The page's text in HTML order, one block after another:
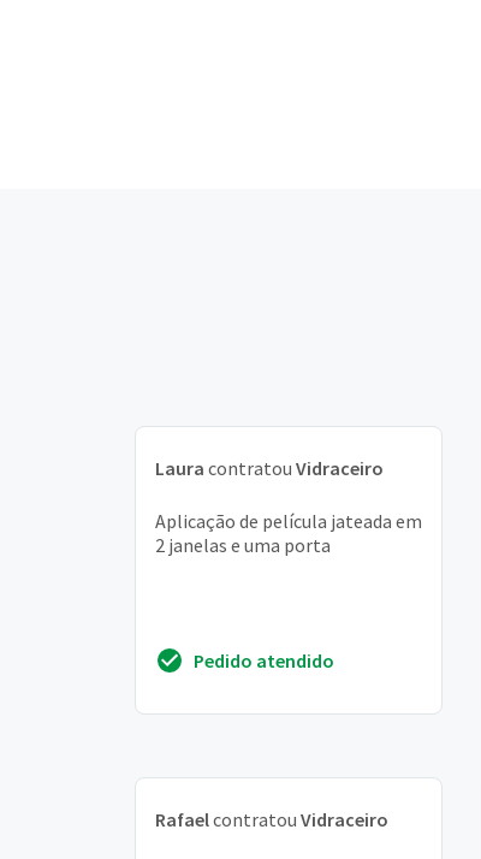
Laura contratou Vidraceiro
Aplicação de película jateada em
2 janelas e uma porta
Pedido atendido
Rafaelcontratou Vidraceiro